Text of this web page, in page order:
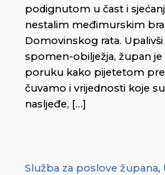
podignutom u čast i
nestalim međimurskim
Domovinskog rata.
spomen-obilježja, župan
poruku kako pijetetom
čuvamo i vrijednosti koje
nasljeđe, […]
Služba za poslove župana,